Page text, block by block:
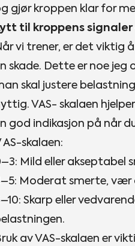
gjør kroppen klar for
til kroppens signaler
vi trener, er det viktig
skade. Dette er noe
skal justere
VAS- skalaen
god indikasjon på når
AS-skalaen:
Mild eller
Moderat smerte, vær
Skarp eller
av VAS-skalaen er